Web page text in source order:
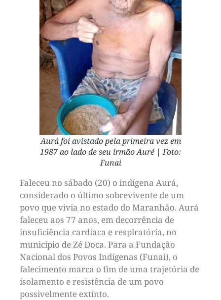
Aurá foi avistado pela primeira vez em
1987 ao lado de seu irmão Auré | Foto:
Funai
Faleceu no sábado (20) o indígena Aurá,
considerado o último sobrevivente de um
povo que vivia no estado do Maranhão. Aurá
faleceu aos 77 anos, em decorrência de
insuficiência cardíaca e respiratória, no
município de Zé Doca. Para a Fundação
Nacional dos Povos Indígenas (Funai), o
falecimento marca o fim de uma trajetória de
isolamento e resistência de um povo
possivelmente extinto.